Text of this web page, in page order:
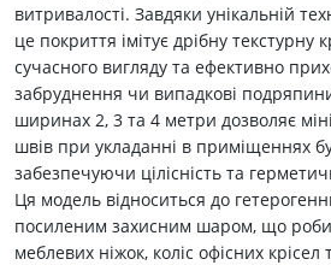
витривалості. Завдяки унікальній
це покриття імітує дрібну текстурну
сучасного вигляду та ефективно
забруднення чи випадкові
ширинах 2, 3 та 4 метри дозволяє
швів при укладанні в приміщеннях
забезпечуючи цілісність та
Ця модель відноситься до
посиленим захисним шаром, що
меблевих ніжок, коліс офісних крісел